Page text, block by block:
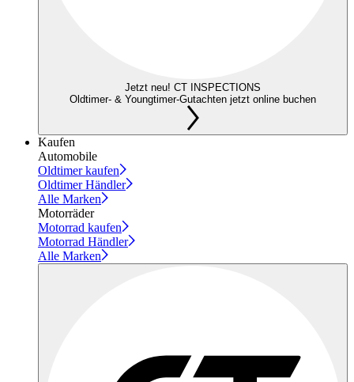
Jetzt neu! CT INSPECTIONS
Oldtimer- & Youngtimer-Gutachten jetzt online buchen
Kaufen
Automobile
Oldtimer kaufen
Oldtimer Händler
Alle Marken
Motorräder
Motorrad kaufen
Motorrad Händler
Alle Marken